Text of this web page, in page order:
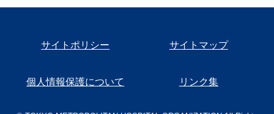
サイトポリシー サイトマップ
個人情報保護について リンク集